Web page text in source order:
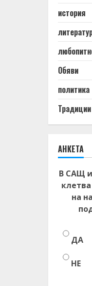
история
Обяви
политика
Традиции
АНКЕТА
В САЩ и
на
ДА
НЕ